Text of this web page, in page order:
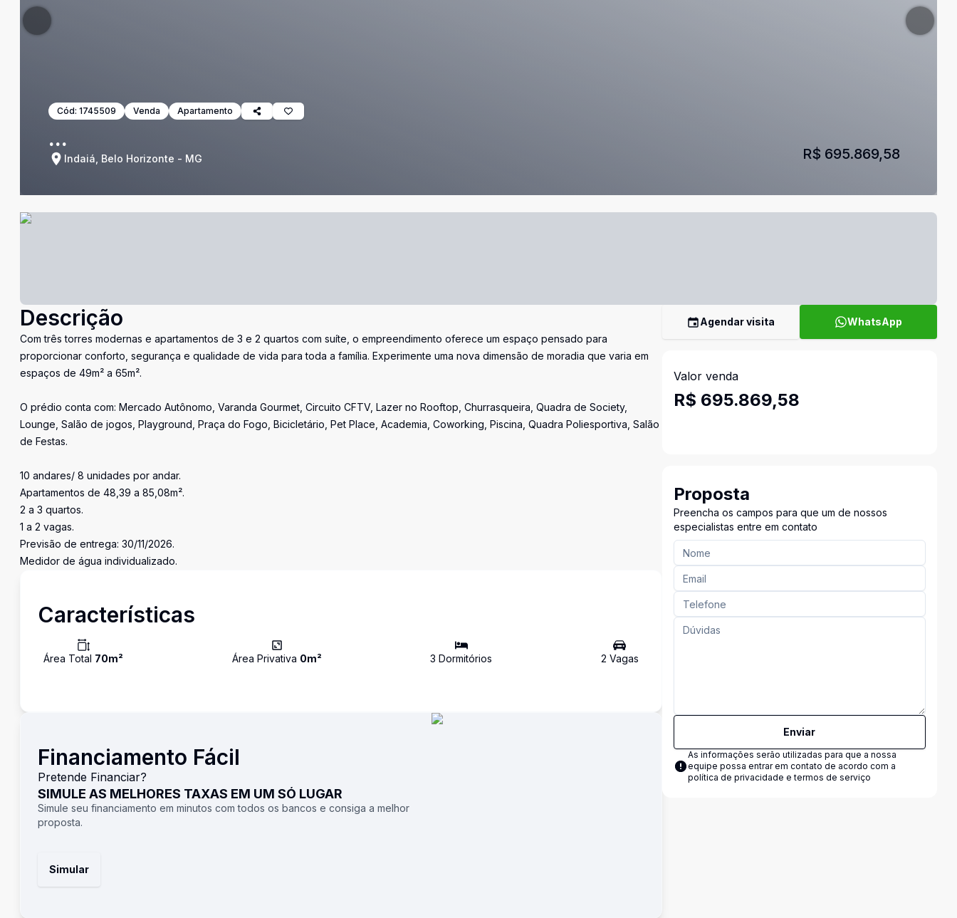
Cód: 1745509 Venda Apartamento
...
Indaiá, Belo Horizonte - MG R$ 695.869,58
Descrição
Com três torres modernas e apartamentos de 3 e 2 quartos com suíte, o empreendimento oferece um espaço pensado para
proporcionar conforto, segurança e qualidade de vida para toda a família. Experimente uma nova dimensão de moradia que varia em
espaços de 49m² a 65m².
O prédio conta com: Mercado Autônomo, Varanda Gourmet, Circuito CFTV, Lazer no Rooftop, Churrasqueira, Quadra de Society,
Lounge, Salão de jogos, Playground, Praça do Fogo, Bicicletário, Pet Place, Academia, Coworking, Piscina, Quadra Poliesportiva, Salão
de Festas.
10 andares/ 8 unidades por andar.
Apartamentos de 48,39 a 85,08m².
2 a 3 quartos.
1 a 2 vagas.
Previsão de entrega: 30/11/2026.
Medidor de água individualizado.
Características
Área Total 70m² Área Privativa 0m² 3 Dormitórios 2 Vagas
Financiamento Fácil
Pretende Financiar?
SIMULE AS MELHORES TAXAS EM UM SÓ LUGAR
Simule seu financiamento em minutos com todos os bancos e consiga a melhor
proposta.
Simular
Agendar visita WhatsApp
Valor venda
R$ 695.869,58
Proposta
Preencha os campos para que um de nossos
especialistas entre em contato
Enviar
As informações serão utilizadas para que a nossa
equipe possa entrar em contato de acordo com a
política de privacidade e termos de serviço